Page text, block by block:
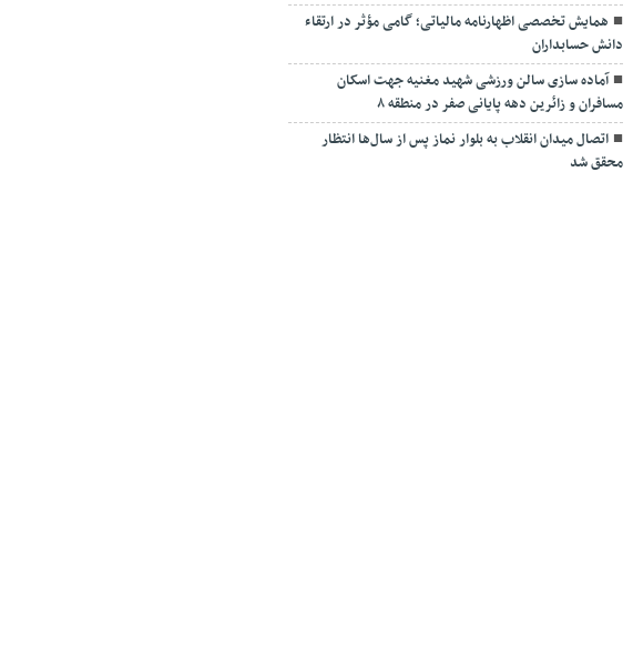
همایش تخصصی اظهارنامه مالیاتی؛ گامی مؤثر در ارتقاء
دانش حسابداران
آماده سازی سالن ورزشی شهید مغنیه جهت اسکان
مسافران و زائرین دهه پایانی صفر در منطقه ۸
اتصال میدان انقلاب به بلوار نماز پس از سال‌ها انتظار
محقق شد